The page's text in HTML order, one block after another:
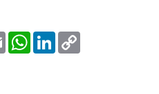
Email WhatsApp
LinkedIn